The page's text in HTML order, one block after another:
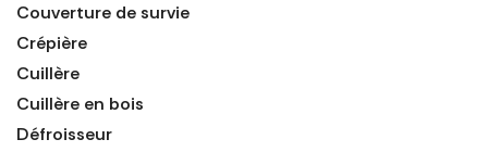
Couverture de survie
Crépière
Cuillère
Cuillère en bois
Défroisseur